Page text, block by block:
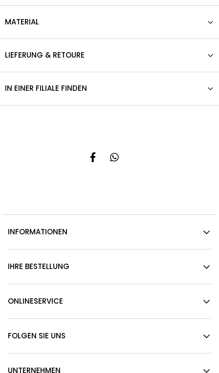
MATERIAL
LIEFERUNG & RETOURE
IN EINER FILIALE FINDEN
INFORMATIONEN
IHRE BESTELLUNG
ONLINESERVICE
FOLGEN SIE UNS
UNTERNEHMEN